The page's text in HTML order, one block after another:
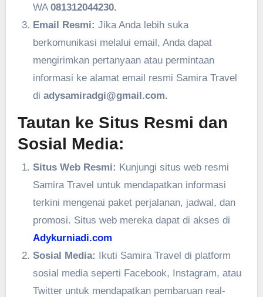
WA 081312044230.
Email Resmi: Jika Anda lebih suka
berkomunikasi melalui email, Anda dapat
mengirimkan pertanyaan atau permintaan
informasi ke alamat email resmi Samira Travel
di adysamiradgi@gmail.com.
Tautan ke Situs Resmi dan
Sosial Media:
Situs Web Resmi: Kunjungi situs web resmi
Samira Travel untuk mendapatkan informasi
terkini mengenai paket perjalanan, jadwal, dan
promosi. Situs web mereka dapat di akses di
Adykurniadi.com
Sosial Media: Ikuti Samira Travel di platform
sosial media seperti Facebook, Instagram, atau
Twitter untuk mendapatkan pembaruan real-